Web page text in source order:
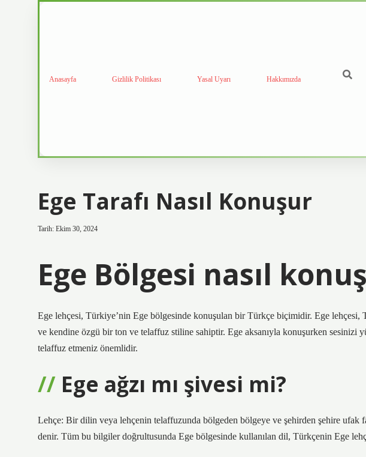
Anasayfa Gizlilik Politikası Yasal Uyarı Hakkımızda
Ege Tarafı Nasıl Konuşur
Tarih: Ekim 30, 2024
Ege Bölgesi nasıl
Ege lehçesi, Türkiye’nin Ege bölgesinde konuşulan bir Türkçe biçimidir. Ege lehçesi,
ve kendine özgü bir ton ve telaffuz stiline sahiptir. Ege aksanıyla konuşurken sesinizi
telaffuz etmeniz önemlidir.
Ege ağzı mı şivesi mi?
Lehçe: Bir dilin veya lehçenin telaffuzunda bölgeden bölgeye ve şehirden şehire ufak
denir. Tüm bu bilgiler doğrultusunda Ege bölgesinde kullanılan dil, Türkçenin Ege